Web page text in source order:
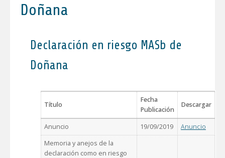
Doñana
Declaración en riesgo MASb de
Doñana
Título
Fecha
Publicación
Descargar
Anuncio 19/09/2019
Anuncio
Memoria y anejos de la
declaración como en riesgo